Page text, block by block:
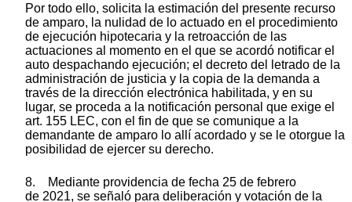
Por todo ello, solicita la estimación del presente recurso
de amparo, la nulidad de lo actuado en el procedimiento
de ejecución hipotecaria y la retroacción de las
actuaciones al momento en el que se acordó notificar el
auto despachando ejecución; el decreto del letrado de la
administración de justicia y la copia de la demanda a
través de la dirección electrónica habilitada, y en su
lugar, se proceda a la notificación personal que exige el
art. 155 LEC, con el fin de que se comunique a la
demandante de amparo lo allí acordado y se le otorgue la
posibilidad de ejercer su derecho.
8. Mediante providencia de fecha 25 de febrero
de 2021, se señaló para deliberación y votación de la